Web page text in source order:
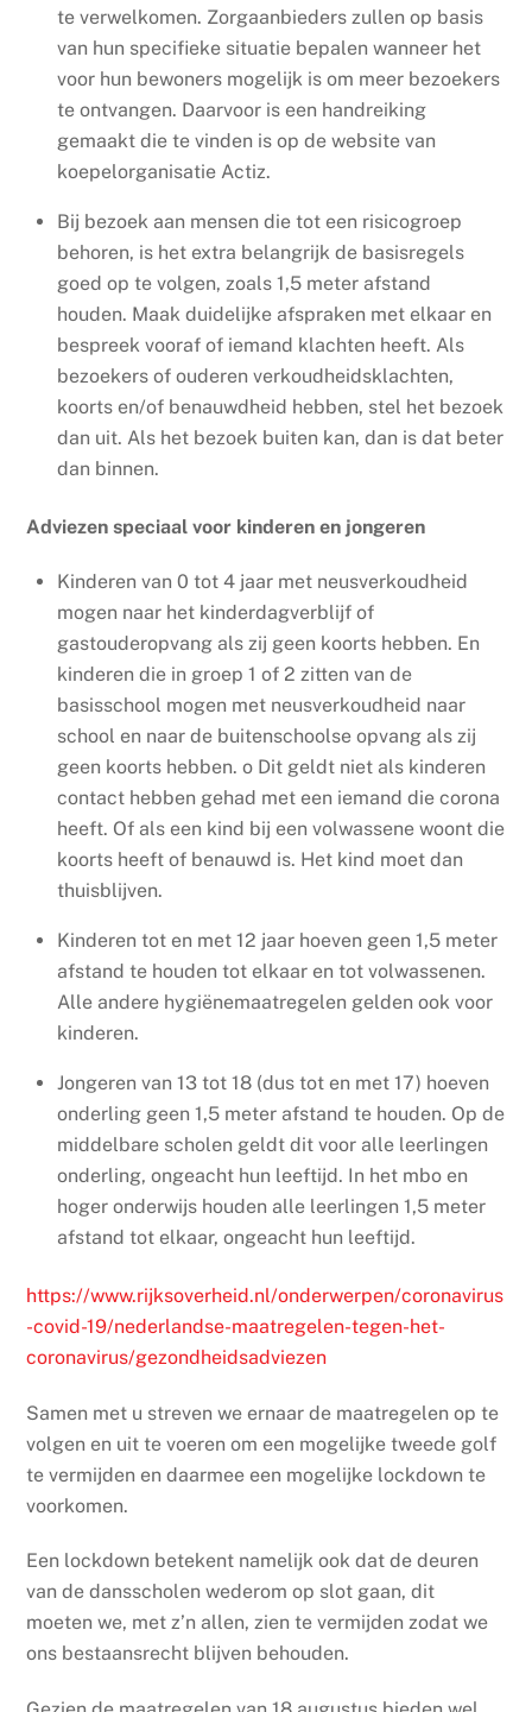
te verwelkomen. Zorgaanbieders zullen op basis
van hun specifieke situatie bepalen wanneer het
voor hun bewoners mogelijk is om meer bezoekers
te ontvangen. Daarvoor is een handreiking
gemaakt die te vinden is op de website van
koepelorganisatie Actiz.
Bij bezoek aan mensen die tot een risicogroep
behoren, is het extra belangrijk de basisregels
goed op te volgen, zoals 1,5 meter afstand
houden. Maak duidelijke afspraken met elkaar en
bespreek vooraf of iemand klachten heeft. Als
bezoekers of ouderen verkoudheidsklachten,
koorts en/of benauwdheid hebben, stel het bezoek
dan uit. Als het bezoek buiten kan, dan is dat beter
dan binnen.
Adviezen speciaal voor kinderen en jongeren
Kinderen van 0 tot 4 jaar met neusverkoudheid
mogen naar het kinderdagverblijf of
gastouderopvang als zij geen koorts hebben. En
kinderen die in groep 1 of 2 zitten van de
basisschool mogen met neusverkoudheid naar
school en naar de buitenschoolse opvang als zij
geen koorts hebben. o Dit geldt niet als kinderen
contact hebben gehad met een iemand die corona
heeft. Of als een kind bij een volwassene woont die
koorts heeft of benauwd is. Het kind moet dan
thuisblijven.
Kinderen tot en met 12 jaar hoeven geen 1,5 meter
afstand te houden tot elkaar en tot volwassenen.
Alle andere hygiënemaatregelen gelden ook voor
kinderen.
Jongeren van 13 tot 18 (dus tot en met 17) hoeven
onderling geen 1,5 meter afstand te houden. Op de
middelbare scholen geldt dit voor alle leerlingen
onderling, ongeacht hun leeftijd. In het mbo en
hoger onderwijs houden alle leerlingen 1,5 meter
afstand tot elkaar, ongeacht hun leeftijd.
https://www.rijksoverheid.nl/onderwerpen/coronavirus
-covid-19/nederlandse-maatregelen-tegen-het-
coronavirus/gezondheidsadviezen
Samen met u streven we ernaar de maatregelen op te
volgen en uit te voeren om een mogelijke tweede golf
te vermijden en daarmee een mogelijke lockdown te
voorkomen.
Een lockdown betekent namelijk ook dat de deuren
van de dansscholen wederom op slot gaan, dit
moeten we, met z’n allen, zien te vermijden zodat we
ons bestaansrecht blijven behouden.